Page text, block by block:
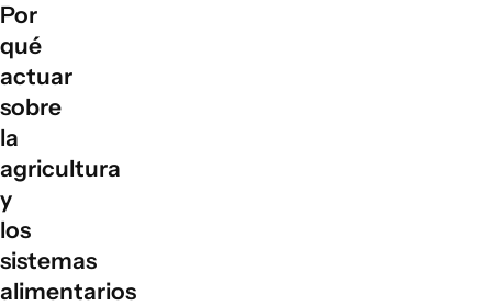
Por
qué
actuar
sobre
la
agricultura
y
los
sistemas
alimentarios